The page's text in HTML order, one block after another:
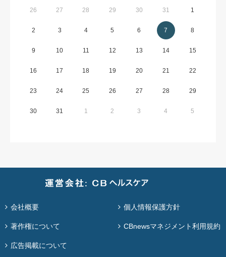
26 27 28 29 30 31 1
2 3 4 5 6 7 8
9 10 11 12 13 14 15
16 17 18 19 20 21 22
23 24 25 26 27 28 29
30 31 1 2 3 4 5
会社概要 個人情報保護方針
著作権について CBnewsマネジメント利用規約
広告掲載について